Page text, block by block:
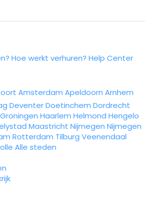
Hoe werkt verhuren? Help Center
Amsterdam Apeldoorn Arnhem
DeventerDoetinchem Dordrecht
Groningen Haarlem Helmond Hengelo
Maastricht Nijmegen Nijmegen
Rotterdam Tilburg Veenendaal
Alle steden